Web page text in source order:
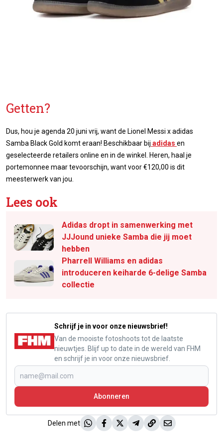
Getten?
Dus, hou je agenda 20 juni vrij, want de Lionel Messi x adidas
Samba Black Gold komt eraan! Beschikbaar bij adidas en
geselecteerde retailers online en in de winkel. Heren, haal je
portemonnee maar tevoorschijn, want voor €120,00 is dit
meesterwerk van jou.
Lees ook
Adidas dropt in samenwerking met
JJJound unieke Samba die jij moet
hebben
Pharrell Williams en adidas
introduceren keiharde 6-delige Samba
collectie
Schrijf je in voor onze nieuwsbrief!
Van de mooiste fotoshoots tot de laatste
nieuwtjes. Blijf up to date in de wereld van FHM
en schrijf je in voor onze nieuwsbrief.
Abonneren
Delen met